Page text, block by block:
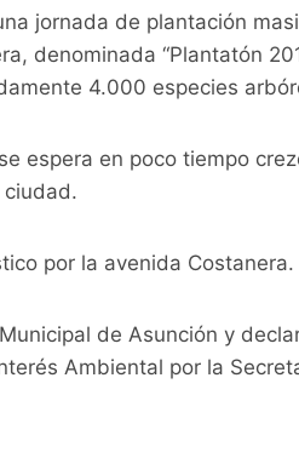
jornada de plantación
denominada “Plantatón
4.000 especies
espera en poco tiempo
por la avenida Costanera.
de Asunción y
Ambiental por la